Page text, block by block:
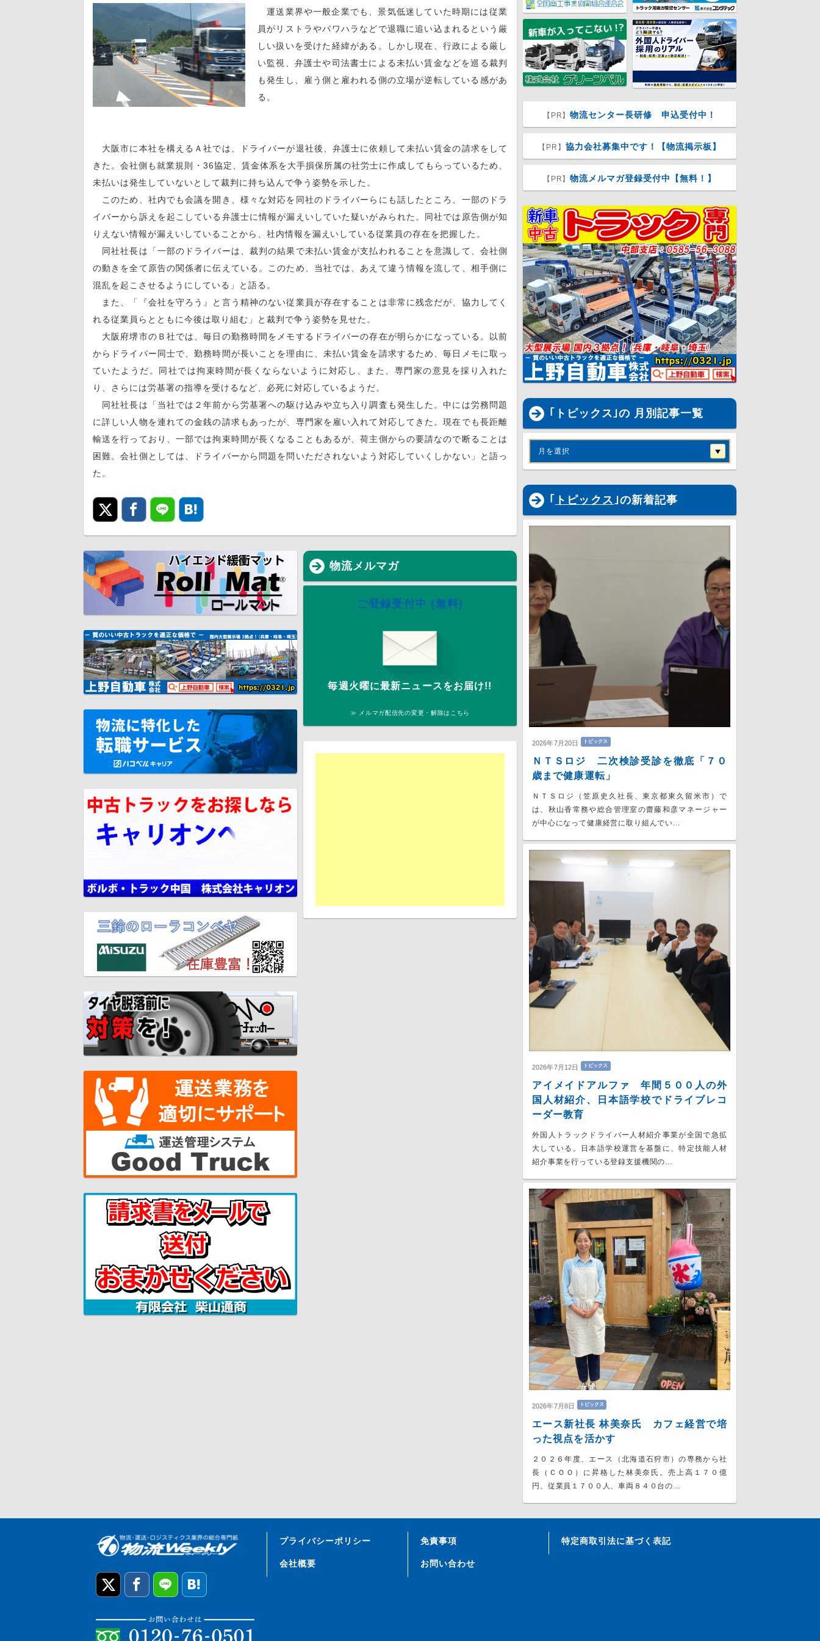
運送業界や一般企業でも、景気低迷していた時期には従業
員がリストラやパワハラなどで退職に追い込まれるという厳
しい扱いを受けた経緯がある。しかし現在、行政による厳し
い監視、弁護士や司法書士による未払い賃金などを巡る裁判
も発生し、雇う側と雇われる側の立場が逆転している感があ
る。
大阪市に本社を構えるＡ社では、ドライバーが退社後、弁護士に依頼して未払い賃金の請求をして
きた。会社側も就業規則・36協定、賃金体系を大手損保所属の社労士に作成してもらっているため、
未払いは発生していないとして裁判に持ち込んで争う姿勢を示した。
このため、社内でも会議を開き、様々な対応を同社のドライバーらにも話したところ、一部のドラ
イバーから訴えを起こしている弁護士に情報が漏えいしていた疑いがみられた。同社では原告側が知
りえない情報が漏えいしていることから、社内情報を漏えいしている従業員の存在を把握した。
同社社長は「一部のドライバーは、裁判の結果で未払い賃金が支払われることを意識して、会社側
の動きを全て原告の関係者に伝えている。このため、当社では、あえて違う情報を流して、相手側に
混乱を起こさせるようにしている」と語る。
また、「『会社を守ろう』と言う精神のない従業員が存在することは非常に残念だが、協力してく
れる従業員らとともに今後は取り組む」と裁判で争う姿勢を見せた。
大阪府堺市のＢ社では、毎日の勤務時間をメモするドライバーの存在が明らかになっている。以前
からドライバー同士で、勤務時間が長いことを理由に、未払い賃金を請求するため、毎日メモに取っ
ていたようだ。同社では拘束時間が長くならないように対応し、また、専門家の意見を採り入れた
り、さらには労基署の指導を受けるなど、必死に対応しているようだ。
同社社長は「当社では２年前から労基署への駆け込みや立ち入り調査も発生した。中には労務問題
に詳しい人物を連れての金銭の請求もあったが、専門家を雇い入れて対応してきた。現在でも長距離
輸送を行っており、一部では拘束時間が長くなることもあるが、荷主側からの要請なので断ることは
困難。会社側としては、ドライバーから問題を問いただされないよう対応していくしかない」と語っ
た。
【PR】物流センター長研修 申込受付中！
【PR】 協力会社募集中です！【物流掲示板】
【PR】物流メルマガ登録受付中【無料！】
｢トピックス｣の 月別記事一覧
月を選択
｢ トピックス ｣の新着記事
2026年7月20日 トピックス
ＮＴＳロジ 二次検診受診を徹底「７０
歳まで健康運転」
ＮＴＳロジ（笠原史久社長、東京都東久留米市）で
は、秋山香常務や総合管理室の齋藤和彦マネージャー
が中心になって健康経営に取り組んでい...
2026年7月12日 トピックス
アイメイドアルファ 年間５００人の外
国人材紹介、日本語学校でドライブレコ
ーダー教育
外国人トラックドライバー人材紹介事業が全国で急拡
大している。日本語学校運営を基盤に、特定技能人材
紹介事業を行っている登録支援機関の...
2026年7月8日 トピックス
エース新社長 林美奈氏 カフェ経営で培
った視点を活かす
２０２６年度、エース（北海道石狩市）の専務から社
長（ＣＯＯ）に昇格した林美奈氏。売上高１７０億
円、従業員１７００人、車両８４０台の...
物流メルマガ
ご登録受付中 (無料)
毎週火曜に最新ニュースをお届け!!
≫ メルマガ配信先の変更・解除はこちら
プライバシーポリシー 免責事項 特定商取引法に基づく表記
会社概要 お問い合わせ